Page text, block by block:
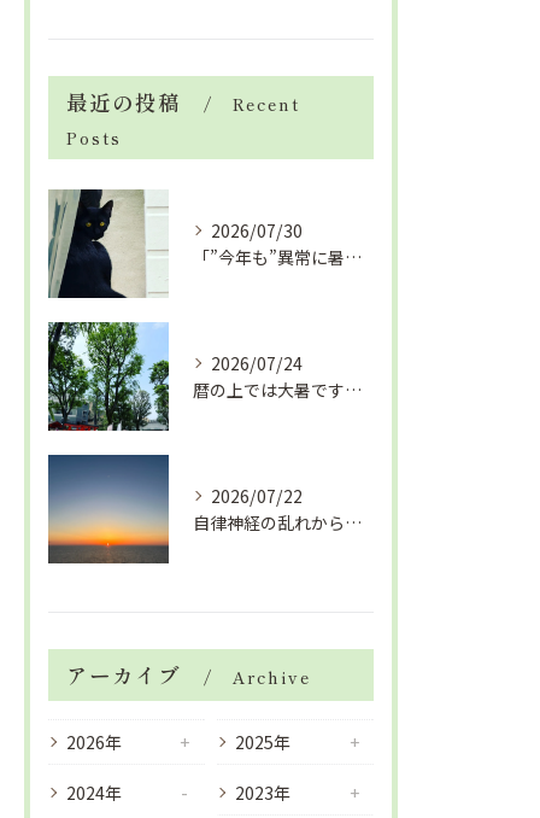
最近の投稿
Recent
Posts
2026/07/30
「”今年も”異常に暑い夏」酷暑+冷房＝夏風邪、腰痛、ひざの痛...
2026/07/24
暦の上では大暑です！腰痛や肩こりから来る頭痛
2026/07/22
自律神経の乱れから生活習慣病、血液循環の滞り
アーカイブ Archive
2026年 2025年
2024年
2023年